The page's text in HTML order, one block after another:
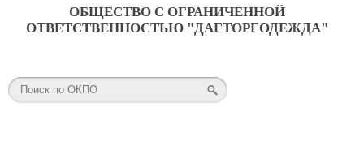
ОБЩЕСТВО С ОГРАНИЧЕННОЙ
ОТВЕТСТВЕННОСТЬЮ "ДАГТОРГОДЕЖДА"